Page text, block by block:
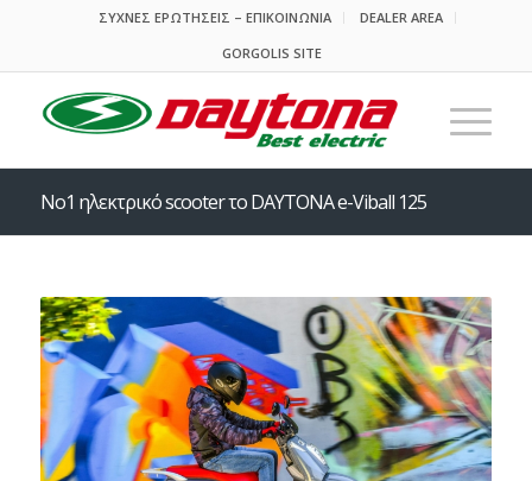
ΣΥΧΝΕΣ ΕΡΩΤΗΣΕΙΣ – ΕΠΙΚΟΙΝΩΝΙΑ
DEALER AREA
GORGOLIS SITE
No1 ηλεκτρικό scooter το DAYTONA e-Viball 125